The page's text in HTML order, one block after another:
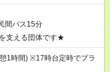
間バス15分
支える団体です★
1時間) ※17時台定時でプラ